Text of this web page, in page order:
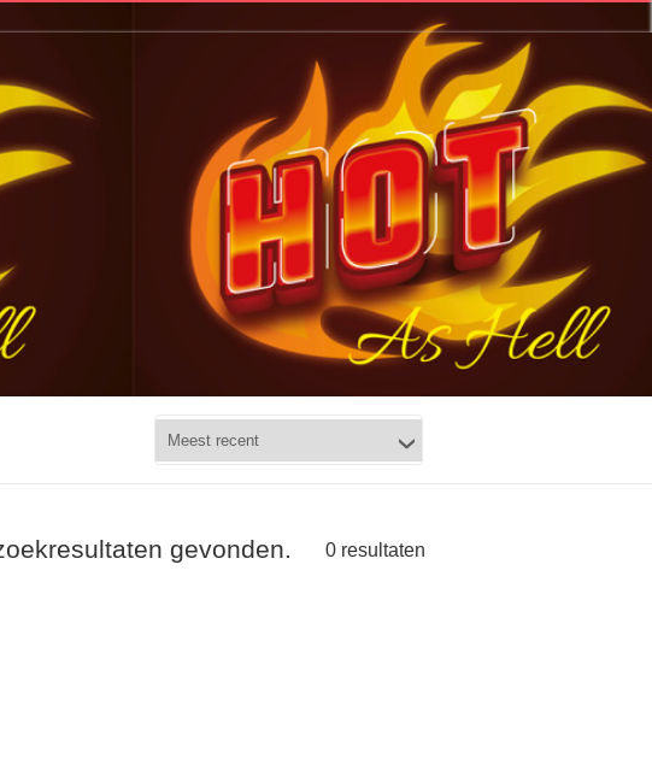
0 resultaten
gevonden.